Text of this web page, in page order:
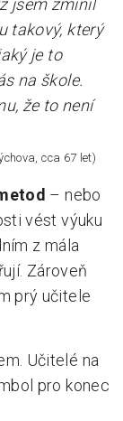
jsem zmínil
takový, který
je to
na škole.
že to není
cca 67 let)
– nebo
vést výuku
z mála
Zároveň
prý učitele
Učitelé na
pro konec